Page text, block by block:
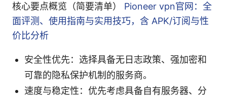
核心要点概览（简要清单） Pioneer vpn官网：全
面评测、使用指南与实用技巧，含 APK/订阅与性
价比分析
安全性优先：选择具备无日志政策、强加密和
可靠的隐私保护机制的服务商。
速度与稳定性：优先考虑具备自有服务器、分